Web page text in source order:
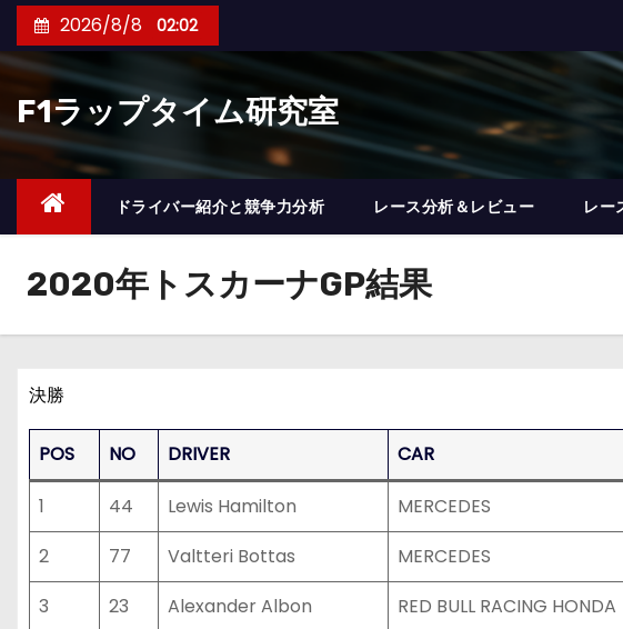
ン
ツ
キ
2026/8/8 02:02
F1ラップタイム研究室
ドライバー紹介と競争力分析 レース分析＆レビュー レー
2020年トスカーナGP結果
決勝
POS NO DRIVER CAR
1 44 Lewis Hamilton MERCEDES
2
77 Valtteri Bottas MERCEDES
3
23 Alexander Albon RED BULL RACING HONDA